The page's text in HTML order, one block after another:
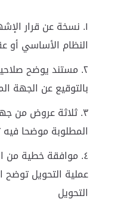
نسخة عن قرار
النظام الأساسي أو
مستند يوضح
بالتوقيع عن الجهة
ثلاثة عروض من
المطلوبة موضحا فيه
موافقة خطية من
عملية التحويل توضح
التحويل